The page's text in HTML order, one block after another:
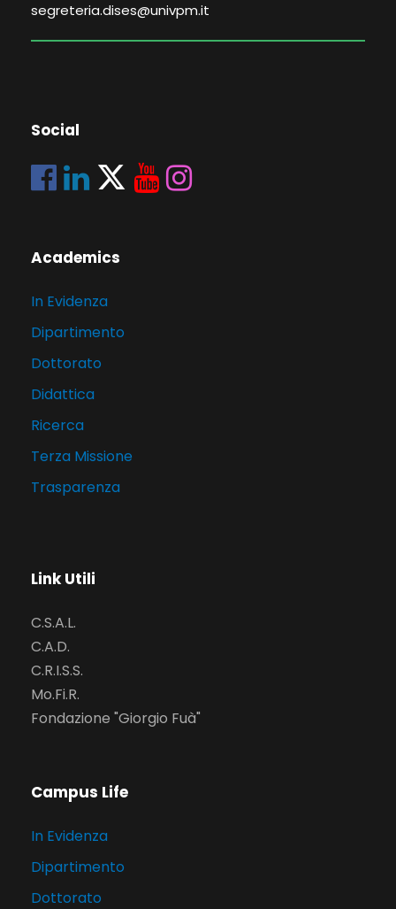
segreteria.dises@univpm.it
Social
Academics
In Evidenza
Dipartimento
Dottorato
Didattica
Ricerca
Terza Missione
Trasparenza
Link Utili
C.S.A.L.
C.A.D.
C.R.I.S.S.
Mo.Fi.R.
Fondazione "Giorgio Fuà"
Campus Life
In Evidenza
Dipartimento
Dottorato